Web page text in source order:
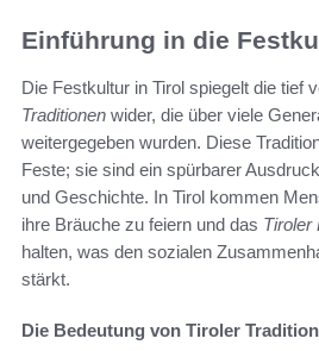
Einführung in die
Die Festkultur in Tirol spiegelt die tief
Traditionen wider, die über viele
weitergegeben wurden. Diese
Feste; sie sind ein spürbarer
und Geschichte. In Tirol kommen
ihre Bräuche zu feiern und das Tiroler
halten, was den sozialen
stärkt.
Die Bedeutung von Tiroler